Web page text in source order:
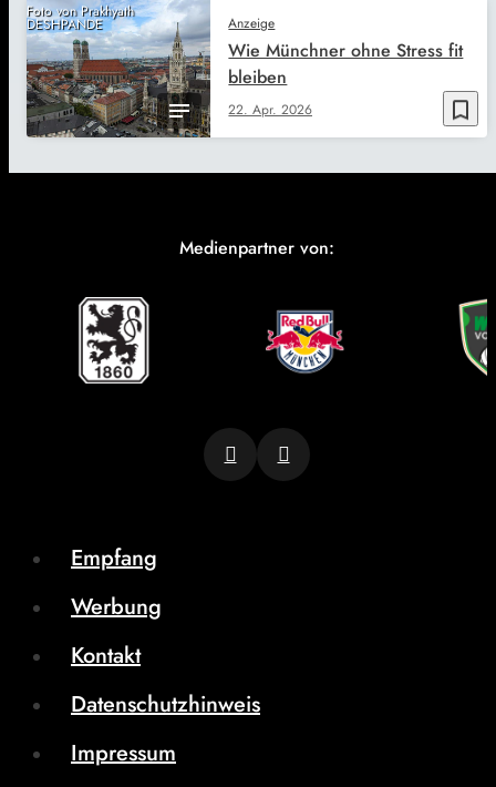
Foto von Prakhyath
DESHPANDE
bookmark_border
Anzeige
22. Apr. 2026
Wie Münchner ohne Stress fit
bleiben
Medienpartner von:
Empfang
Werbung
Kontakt
Datenschutzhinweis
Impressum